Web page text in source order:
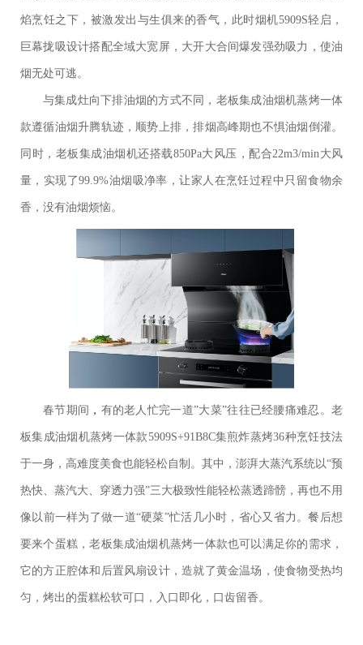
焰烹饪之下，被激发出与生俱来的香气，此时烟机5909S轻启，
巨幕拢吸设计搭配全域大宽屏，大开大合间爆发强劲吸力，使油
烟无处可逃。
与集成灶向下排油烟的方式不同，老板集成油烟机蒸烤一体
款遵循油烟升腾轨迹，顺势上排，排烟高峰期也不惧油烟倒灌。
同时，老板集成油烟机还搭载850Pa大风压，配合22m3/min大风
量，实现了99.9%油烟吸净率，让家人在烹饪过程中只留食物余
香，没有油烟烦恼。
春节期间 ， 有的老人忙完一道”大菜”往往已经腰痛难忍。老
板集成油烟机蒸烤一体款5909S+91B8C集煎炸蒸烤36种烹饪技法
于一身，高难度美食也能轻松自制。其中，澎湃大蒸汽系统以“预
热快、蒸汽大、穿透力强”三大极致性能轻松蒸透蹄髈，再也不用
像以前一样为了做一道“硬菜”忙活几小时，省心又省力。餐后想
要来个蛋糕，老板集成油烟机蒸烤一体款也可以满足你的需求，
它的方正腔体和后置风扇设计，造就了黄金温场，使食物受热均
匀，烤出的蛋糕松软可口，入口即化，口齿留香。